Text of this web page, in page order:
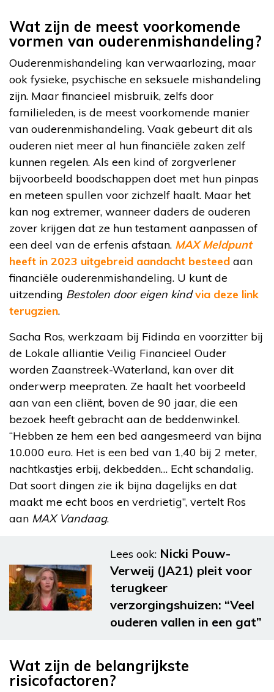
Wat zijn de meest voorkomende
vormen van ouderenmishandeling?
Ouderenmishandeling kan verwaarlozing, maar
ook fysieke, psychische en seksuele mishandeling
zijn. Maar financieel misbruik, zelfs door
familieleden, is de meest voorkomende manier
van ouderenmishandeling. Vaak gebeurt dit als
ouderen niet meer al hun financiële zaken zelf
kunnen regelen. Als een kind of zorgverlener
bijvoorbeeld boodschappen doet met hun pinpas
en meteen spullen voor zichzelf haalt. Maar het
kan nog extremer, wanneer daders de ouderen
zover krijgen dat ze hun testament aanpassen of
een deel van de erfenis afstaan. MAX Meldpunt
heeft in 2023 uitgebreid aandacht besteed aan
financiële ouderenmishandeling. U kunt de
uitzending Bestolen door eigen kind via deze link
terugzien.
Sacha Ros, werkzaam bij Fidinda en voorzitter bij
de Lokale alliantie Veilig Financieel Ouder
worden Zaanstreek-Waterland, kan over dit
onderwerp meepraten. Ze haalt het voorbeeld
aan van een cliënt, boven de 90 jaar, die een
bezoek heeft gebracht aan de beddenwinkel.
“Hebben ze hem een bed aangesmeerd van bijna
10.000 euro. Het is een bed van 1,40 bij 2 meter,
nachtkastjes erbij, dekbedden… Echt schandalig.
Dat soort dingen zie ik bijna dagelijks en dat
maakt me echt boos en verdrietig”, vertelt Ros
aan MAX Vandaag.
Lees ook: Nicki Pouw-
Verweij (JA21) pleit voor
terugkeer
verzorgingshuizen: “Veel
ouderen vallen in een gat”
Wat zijn de belangrijkste
risicofactoren?